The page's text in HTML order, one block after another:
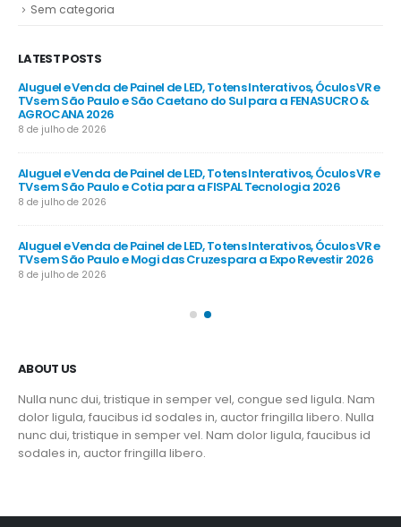
Sem categoria
LATEST POSTS
Aluguel e Venda de Painel de LED, Totens Interativos, Óculos VR e
TVs em São Paulo e São Caetano do Sul para a FENASUCRO &
AGROCANA 2026
8 de julho de 2026
Aluguel e Venda de Painel de LED, Totens Interativos, Óculos VR e
TVs em São Paulo e Cotia para a FISPAL Tecnologia 2026
8 de julho de 2026
Aluguel e Venda de Painel de LED, Totens Interativos, Óculos VR e
TVs em São Paulo e Mogi das Cruzes para a Expo Revestir 2026
8 de julho de 2026
ABOUT US
Nulla nunc dui, tristique in semper vel, congue sed ligula. Nam
dolor ligula, faucibus id sodales in, auctor fringilla libero. Nulla
nunc dui, tristique in semper vel. Nam dolor ligula, faucibus id
sodales in, auctor fringilla libero.